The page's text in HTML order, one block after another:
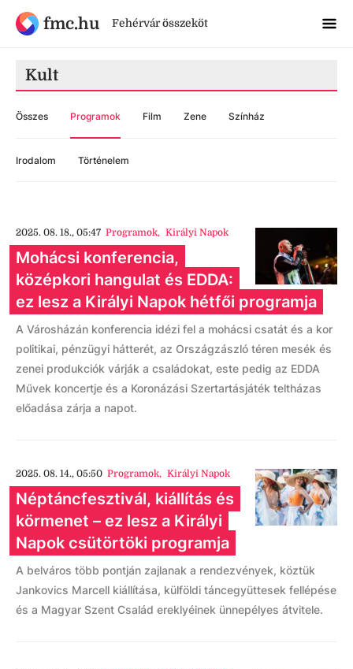
fmc.hu Fehérvár összeköt
Kult
Összes Programok Film Zene Színház
Irodalom Történelem
2025. 08. 18., 05:47 Programok, Királyi Napok
Mohácsi konferencia,
középkori hangulat és EDDA:
ez lesz a Királyi Napok hétfői programja
A Városházán konferencia idézi fel a mohácsi csatát és a kor
politikai, pénzügyi hátterét, az Országzászló téren mesék és
zenei produkciók várják a családokat, este pedig az EDDA
Művek koncertje és a Koronázási Szertartásjáték teltházas
előadása zárja a napot.
2025. 08. 14., 05:50 Programok, Királyi Napok
Néptáncfesztivál, kiállítás és
körmenet – ez lesz a Királyi
Napok csütörtöki programja
A belváros több pontján zajlanak a rendezvények, köztük
Jankovics Marcell kiállítása, külföldi táncegyüttesek fellépése
és a Magyar Szent Család ereklyéinek ünnepélyes átvitele.